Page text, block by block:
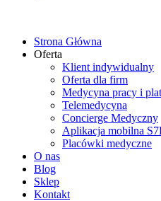
Strona Główna
Oferta
Klient indywidualny
Oferta dla firm
Medycyna pracy i
Telemedycyna
Concierge Medyczny
Aplikacja mobilna
Placówki medyczne
O nas
Blog
Sklep
Kontakt